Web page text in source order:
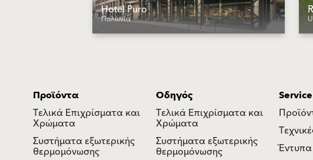
Hotel Puro
Πολωνία
Προϊόντα
Τελικά Επιχρίσματα και
Χρώματα
Συστήματα εξωτερικής
θερμομόνωσης
Οδηγός
Τελικά Επιχρίσματα και
Χρώματα
Συστήματα εξωτερικής
θερμομόνωσης
Service